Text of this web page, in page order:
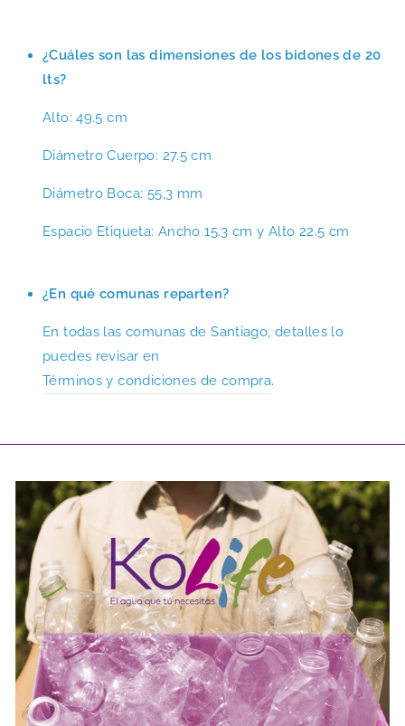
¿Cuáles son las dimensiones de los bidones de 20
lts?
Alto: 49.5 cm
Diámetro Cuerpo: 27.5 cm
Diámetro Boca: 55,3 mm
Espacio Etiqueta: Ancho 15.3 cm y Alto 22.5 cm
¿En qué comunas reparten?
En todas las comunas de Santiago, detalles lo
puedes revisar en
Términos y condiciones de compra.